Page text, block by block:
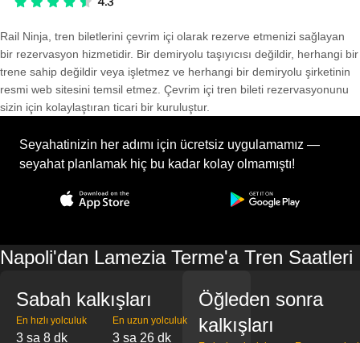
Rail Ninja, tren biletlerini çevrim içi olarak rezerve etmenizi sağlayan
bir rezervasyon hizmetidir. Bir demiryolu taşıyıcısı değildir, herhangi bir
trene sahip değildir veya işletmez ve herhangi bir demiryolu şirketinin
resmi web sitesini temsil etmez. Çevrim içi tren bileti rezervasyonunu
sizin için kolaylaştıran ticari bir kuruluştur.
Seyahatinizin her adımı için ücretsiz uygulamamız —
seyahat planlamak hiç bu kadar kolay olmamıştı!
Napoli'dan Lamezia Terme'a Tren Saatleri
Sabah kalkışları
En hızlı yolculuk
3 sa 8 dk
En uzun yolculuk
3 sa 26 dk
Öğleden sonra
kalkışları